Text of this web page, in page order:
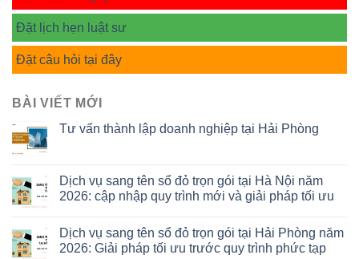
Đặt lịch hẹn luật sư
Đặt câu hỏi tại đây
BÀI VIẾT MỚI
Tư vấn thành lập doanh nghiệp tại Hải Phòng
Dịch vụ sang tên sổ đỏ trọn gói tại Hà Nội năm
2026: cập nhập quy trình mới và giải pháp tối ưu
Dịch vụ sang tên sổ đỏ trọn gói tại Hải Phòng năm
2026: Giải pháp tối ưu trước quy trình phức tạp